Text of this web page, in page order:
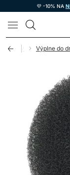
💜 -10% NA
vlasov Výplne do